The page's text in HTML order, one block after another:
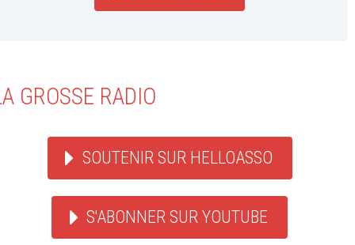
GROSSE RADIO
SOUTENIR SUR HELLOASSO
S'ABONNER SUR YOUTUBE